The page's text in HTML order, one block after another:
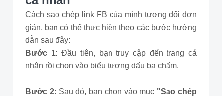
Cách sao chép link FB của mình tương đối đơn
giản, bạn có thể thực hiện theo các bước hướng
dẫn sau đây:
Bước 1: Đầu tiên, bạn truy cập đến trang cá
nhân rồi chọn vào biểu tượng dấu ba chấm.
Bước 2: Sau đó, bạn chọn vào mục "Sao chép